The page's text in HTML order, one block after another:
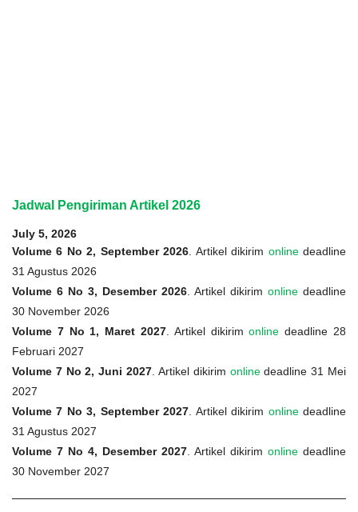
Jadwal Pengiriman Artikel 2026
July 5, 2026
Volume 6 No 2, September 2026. Artikel dikirim onlinedeadline
31 Agustus 2026
Volume 6 No 3, Desember 2026. Artikel dikirim online deadline
30 November 2026
Volume 7 No 1, Maret 2027. Artikel dikirimonline deadline 28
Februari 2027
Volume 7 No 2, Juni 2027. Artikel dikirim onlinedeadline 31 Mei
2027
Volume 7 No 3, September 2027. Artikel dikirim onlinedeadline
31 Agustus 2027
Volume 7 No 4, Desember 2027. Artikel dikirim online deadline
30 November 2027